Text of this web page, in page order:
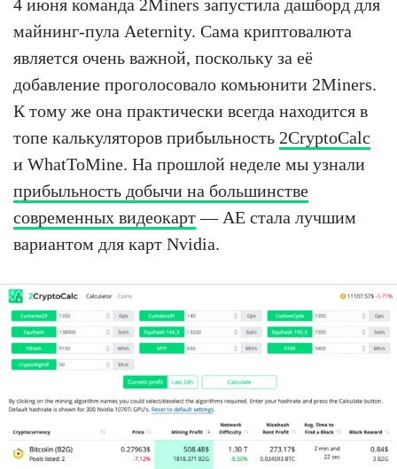
4 июня команда 2Miners запустила дашборд для
майнинг-пула Aeternity. Сама криптовалюта
является очень важной, поскольку за её
добавление проголосовало комьюнити 2Miners.
К тому же она практически всегда находится в
топе калькуляторов прибыльность 2CryptoCalc
и WhatToMine. На прошлой неделе мы узнали
прибыльность добычи на большинстве
современных видеокарт— AE стала лучшим
вариантом для карт Nvidia.